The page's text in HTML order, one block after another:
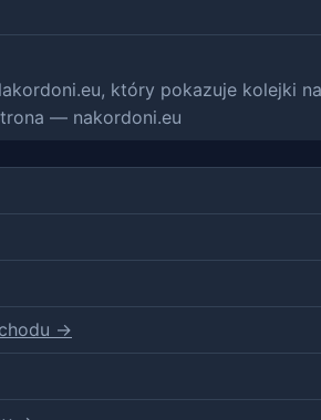
który pokazuje kolejki
— nakordoni.eu
→